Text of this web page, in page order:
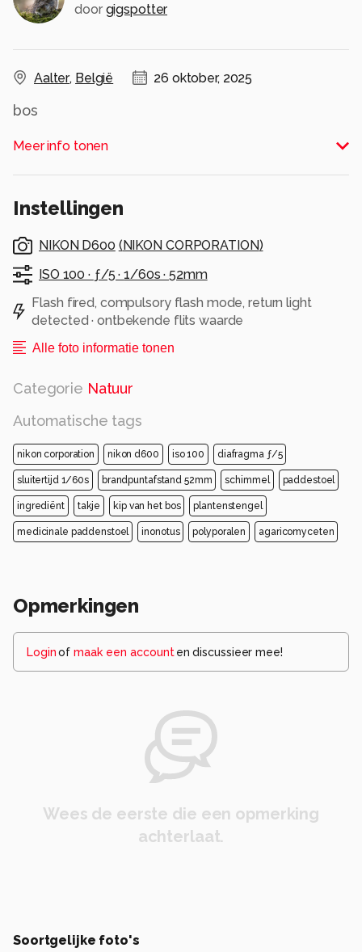
door gigspotter
Aalter, België 26 oktober, 2025
bos
Alle rechten voorbehouden
Meer info tonen
Instellingen
NIKON D600 ( NIKON CORPORATION)
ISO 100 · ƒ/5 ·1/60s ·52mm
Flash fired, compulsory flash mode, return light
detected · ontbekende flits waarde
Alle foto informatie tonen
Categorie Natuur
Automatische tags
nikon corporation nikon d600 iso 100 diafragma ƒ/5
sluitertijd 1/60s brandpuntafstand 52mm schimmel paddestoel
ingrediënt takje kip van het bos plantenstengel
medicinale paddenstoel inonotus polyporalen agaricomyceten
Opmerkingen
Loginof maak een account en discussieer mee!
Wees de eerste die een opmerking
achterlaat.
Soortgelijke foto's